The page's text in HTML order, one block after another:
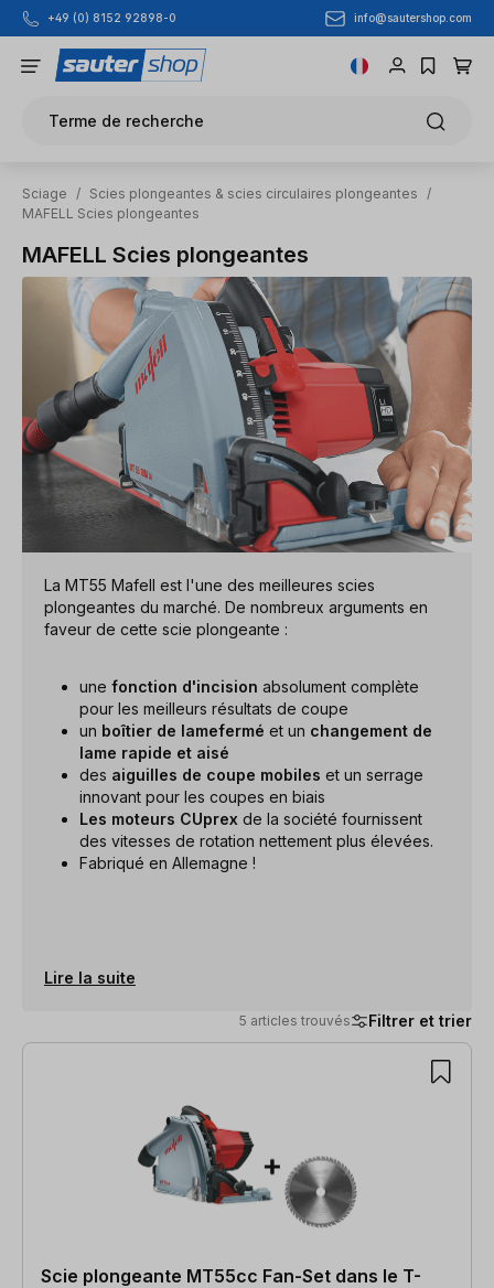
Passer au contenu principal
+49 (0) 8152 92898-0 info@sautershop.com
Terme de recherche
Sciage / Scies plongeantes & scies circulaires plongeantes
/
MAFELL Scies plongeantes
MAFELL Scies plongeantes
La MT55 Mafell est l'une des meilleures scies
plongeantes du marché. De nombreux arguments en
faveur de cette scie plongeante :
une fonction d'incision absolument complète
pour les meilleurs résultats de coupe
un boîtier de lamefermé et un changement de
lame rapide et aisé
des aiguilles de coupe mobiles et un serrage
innovant pour les coupes en biais
Les moteurs CUprex de la société fournissent
des vitesses de rotation nettement plus élevées.
Fabriqué en Allemagne !
Lire la suite
5 articles trouvés Filtrer et trier
5 articles trouvés
Scie plongeante MT55cc Fan-Set dans le T-